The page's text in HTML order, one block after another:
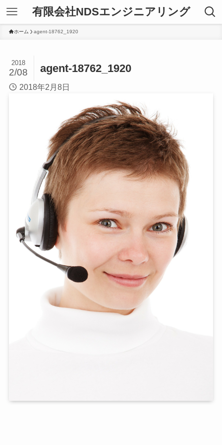
有限会社NDSエンジニアリング
ホーム agent-18762_1920
agent-18762_1920
2018
2/08
2018年2月8日